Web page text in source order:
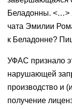
Беладонны. <…>
чата Эмилии
к Беладонне?
УФАС признало
нарушающей
производство и
получение